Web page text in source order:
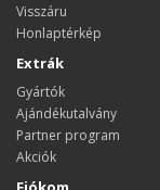
Visszáru
Honlaptérkép
Extrák
Gyártók
Ajándékutalvány
Partner program
Akciók